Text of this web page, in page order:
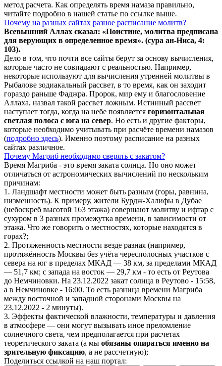
метод расчета. Как определять время намаза правильно,
читайте подробно в нашей статье по ссылке выше.
Почему на разных сайтах разное расписание молитв?
Всевышний Аллах сказал: «Поистине, молитва предписана
для верующих в определенное время». (сура ан-Ниса, 4:
103).
Дело в том, что почти все сайты берут за основу вычисления,
которые часто не совпадают с реальностью. Например,
некоторые используют для вычисления утренней молитвы в
Рыбалове зодиакальный рассвет, в то время, как он заходит
гораздо раньше Фаджра. Пророк, мир ему и благословение
Аллаха, назвал такой рассвет ложным. Истинный рассвет
наступает тогда, когда на небе появляется горизонтальная
светлая полоса с юга на север. Но есть и другие факторы,
которые необходимо учитывать при расчёте времени намазов
(подробно здесь). Именно поэтому расписание на разных
сайтах различное.
Почему Магриб необходимо сверять с закатом?
Время Магриба - это время заката солнца. Но оно может
отличаться от астрономических вычислений по нескольким
причинам:
1. Ландшафт местности может быть разным (горы, равнина,
низменность). К примеру, жители Бурдж-Халифы в Дубае
(небоскреб высотой 163 этажа) совершают молитву и ифтар с
сухуром в 3 разных промежутка времени, в зависимости от
этажа. Что же говорить о местностях, которые находятся в
горах?;
2. Протяженность местности везде разная (например,
протяжённость Москвы без учёта чересполосных участков с
севера на юг в пределах МКАД — 38 км, за пределами МКАД
— 51,7 км; с запада на восток — 29,7 км - то есть от Реутова
до Немчиновки. На 23.12.2022 закат солнца в Реутово - 15:58,
а в Немчиновке - 16:00. То есть разница времени Магриба
между восточной и западной сторонами Москвы на
23.12.2022 - 2 минуты).
3. Эффекты фактической влажности, температуры и давления
в атмосфере — они могут вызывать иное преломление
солнечного света, чем предполагается при расчетах
теоретического заката (а мы обязаны опираться именно на
зрительную фиксацию, а не рассчетную);
Поделиться ссылкой на наш портал: